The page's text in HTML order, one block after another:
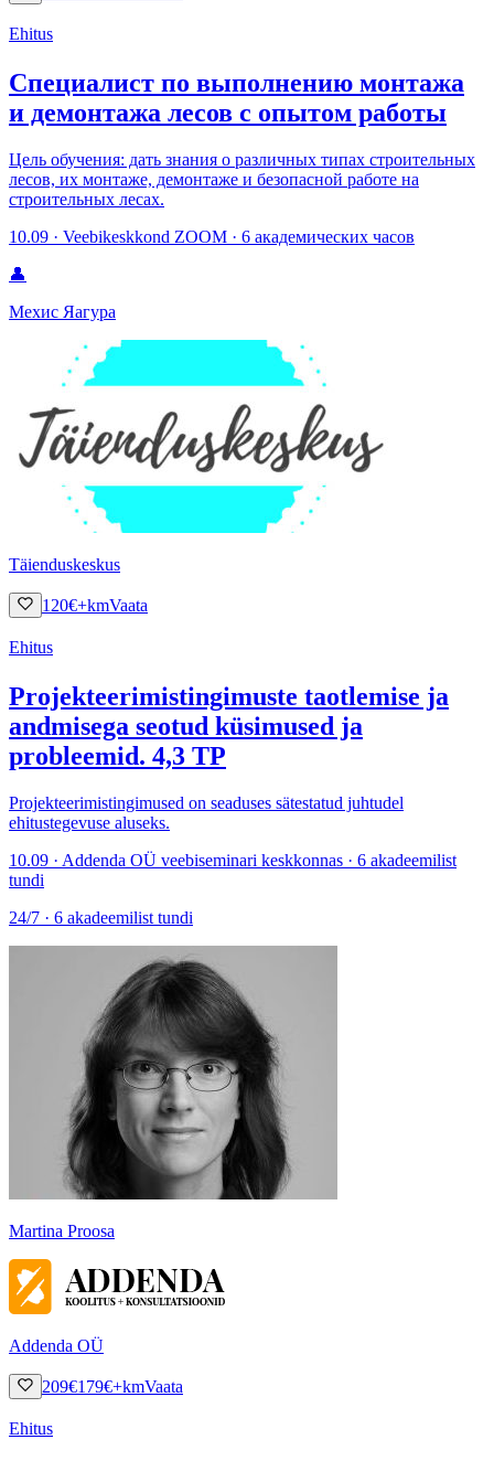
Ehitus
Специалист по выполнению монтажа
и демонтажа лесов с опытом работы
Цель обучения: дать знания о различных типах строительных
лесов, их монтаже, демонтаже и безопасной работе на
строительных лесах.
10.09 · Veebikeskkond ZOOM · 6 академических часов
👤
Мехис Яагура
Täienduskeskus
120€+kmVaata
Ehitus
Projekteerimistingimuste taotlemise ja
andmisega seotud küsimused ja
probleemid. 4,3 TP
Projekteerimistingimused on seaduses sätestatud juhtudel
ehitustegevuse aluseks.
10.09 · Addenda OÜ veebiseminari keskkonnas · 6 akadeemilist
tundi
24/7 · 6 akadeemilist tundi
Martina Proosa
Addenda OÜ
209€179€+kmVaata
Ehitus